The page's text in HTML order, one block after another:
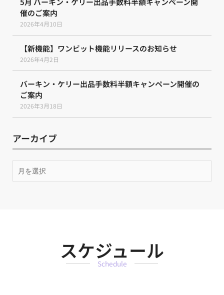
催のご案内
2026年4月10日
【新機能】ワンビット機能リリースのお知らせ
2026年4月2日
バーキン・ケリー出品手数料半額キャンペーン開催の
ご案内
2026年3月18日
アーカイブ
ア
スケジュール
Schedule